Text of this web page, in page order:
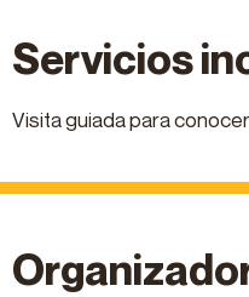
Servicios
Visita guiada para